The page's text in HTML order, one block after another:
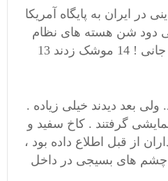
ایران به پایگاه آمریکا
دود شن هسته های نظام
بدون حتی یک نفر تلفات جانی ! 14 موشک زدند 13
ولی بعد دیدند خیلی زیاده .
گرفتند . کاخ سفید و
از قبل اطلاع داده بود ،
چشم های بسیجی در داخل